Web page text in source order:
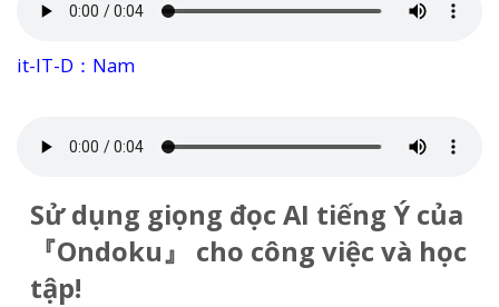
it-IT-D：Nam
Sử dụng giọng đọc AI tiếng Ý của
『Ondoku』 cho công việc và học
tập!